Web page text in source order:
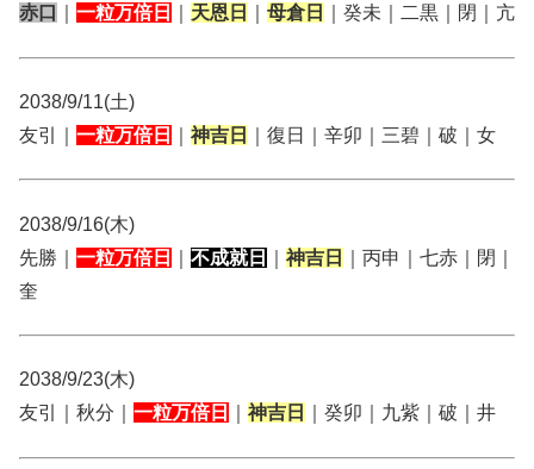
赤口
一粒万倍日 天恩日 母倉日 ｜癸未｜二黒｜閉｜亢
2038/9/11(土)
友引｜ 一粒万倍日 神吉日 ｜復日｜辛卯｜三碧｜破｜女
2038/9/16(木)
先勝｜ 一粒万倍日 不成就日 神吉日
｜丙申｜七赤｜閉｜
奎
2038/9/23(木)
友引｜秋分｜ 一粒万倍日 神吉日 ｜癸卯｜九紫｜破｜井